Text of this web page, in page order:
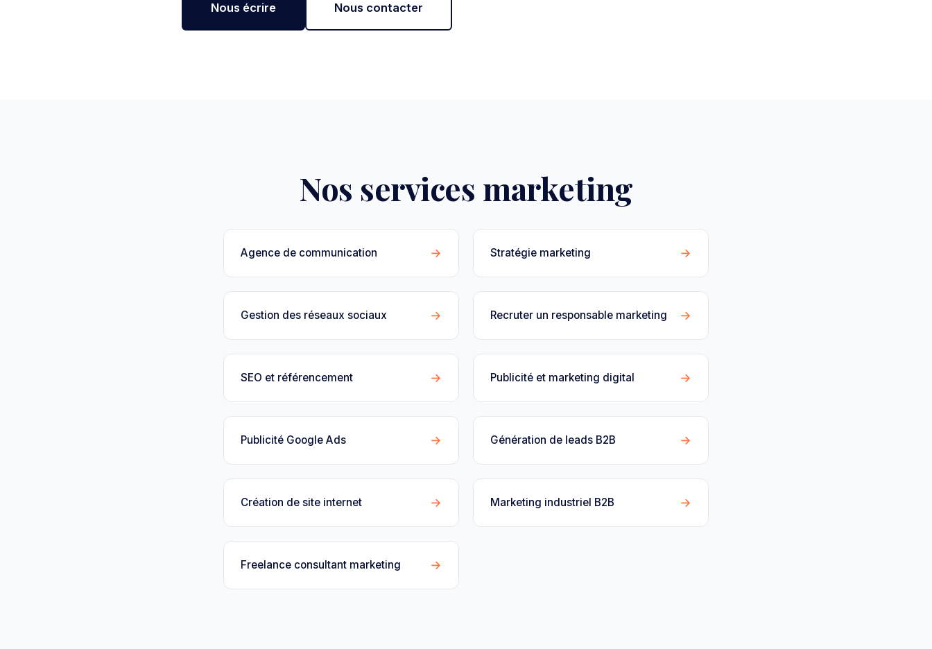
Nous écrire Nous contacter
Nos services marketing
Agence de communication → Stratégie marketing →
Gestion des réseaux sociaux → Recruter un responsable marketing →
SEO et référencement → Publicité et marketing digital →
Publicité Google Ads → Génération de leads B2B →
Création de site internet → Marketing industriel B2B →
Freelance consultant marketing →